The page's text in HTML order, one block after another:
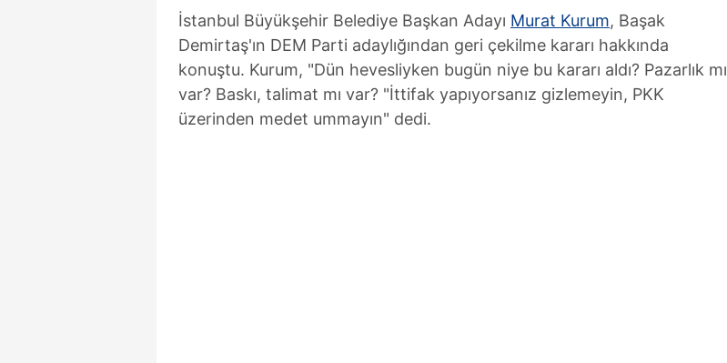
İstanbul Büyükşehir Belediye Başkan Adayı Murat Kurum, Başak
Demirtaş'ın DEM Parti adaylığından geri çekilme kararı hakkında
konuştu. Kurum, "Dün hevesliyken bugün niye bu kararı aldı? Pazarlık mı
var? Baskı, talimat mı var? "İttifak yapıyorsanız gizlemeyin, PKK
üzerinden medet ummayın" dedi.